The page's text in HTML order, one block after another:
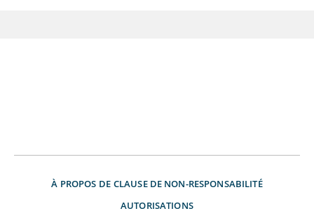
À PROPOS DE CLAUSE DE NON-RESPONSABILITÉ
AUTORISATIONS